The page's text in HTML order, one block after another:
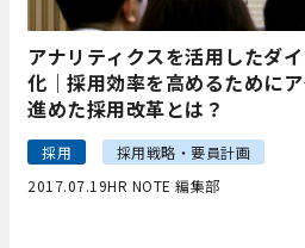
アナリティクスを活用したダ
化｜採用効率を高めるために
進めた採用改革とは？
採用
採用戦略・要員計画
2017.07.19HR NOTE 編集部